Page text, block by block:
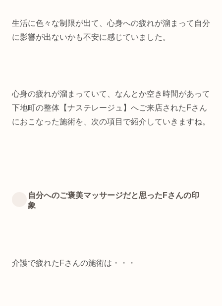
生活に色々な制限が出て、心身への疲れが溜まって自分
に影響が出ないかも不安に感じていました。
心身の疲れが溜まっていて、なんとか空き時間があって
下地町の整体【ナステレージュ】へご来店されたFさん
におこなった施術を、次の項目で紹介していきますね。
自分へのご褒美マッサージだと思ったFさんの印
象
介護で疲れたFさんの施術は・・・